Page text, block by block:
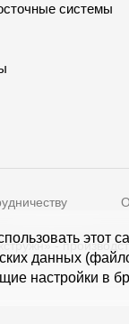
Адрес
системы
- этот
данных
настройки в